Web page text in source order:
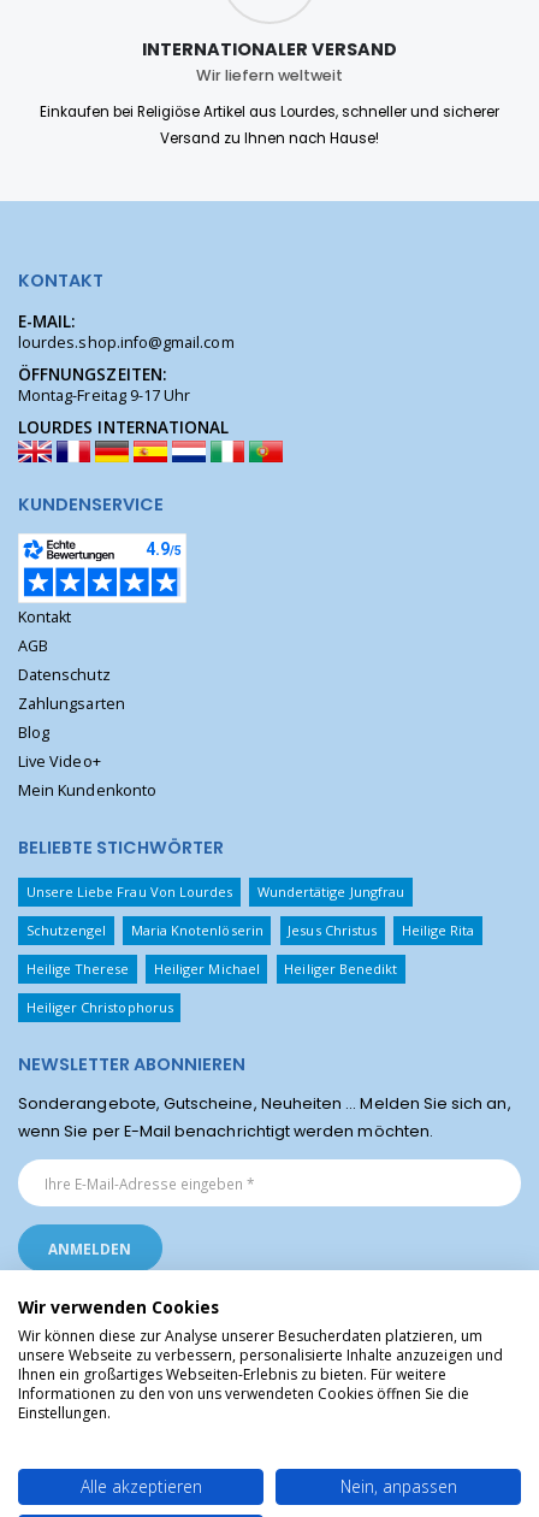
INTERNATIONALER VERSAND
Wir liefern weltweit
Einkaufen bei Religiöse Artikel aus Lourdes, schneller und sicherer
Versand zu Ihnen nach Hause!
KONTAKT
E-MAIL:
lourdes.shop.info@gmail.com
ÖFFNUNGSZEITEN:
Montag-Freitag 9-17 Uhr
LOURDES INTERNATIONAL
KUNDENSERVICE
Kontakt
AGB
Datenschutz
Zahlungsarten
Blog
Live Video+
Mein Kundenkonto
BELIEBTE STICHWÖRTER
Unsere Liebe Frau Von Lourdes Wundertätige Jungfrau
Schutzengel Maria Knotenlöserin Jesus Christus Heilige Rita
Heilige Therese Heiliger Michael Heiliger Benedikt
Heiliger Christophorus
NEWSLETTER ABONNIEREN
Sonderangebote, Gutscheine, Neuheiten ... Melden Sie sich an,
wenn Sie per E-Mail benachrichtigt werden möchten.
Religiöse Artikel aus Lourdes © Christliche Geschenke und Devotionalien aus
dem Heiligtum von Lourdes, Frankreich
Wir verwenden Cookies
Wir können diese zur Analyse unserer Besucherdaten platzieren, um
unsere Webseite zu verbessern, personalisierte Inhalte anzuzeigen und
Ihnen ein großartiges Webseiten-Erlebnis zu bieten. Für weitere
Informationen zu den von uns verwendeten Cookies öffnen Sie die
Einstellungen.
Alle akzeptieren Nein, anpassen